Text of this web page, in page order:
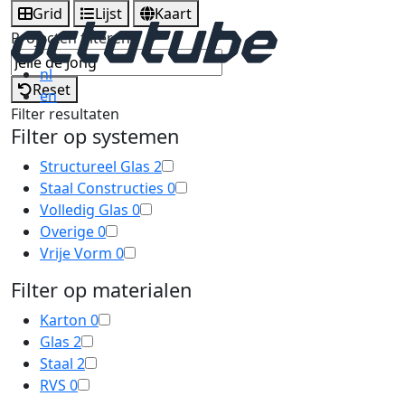
nl
en
Grid Lijst
Kaart
Projecten filteren
Reset
Filter resultaten
Filter op systemen
Structureel Glas 2
Staal Constructies 0
Volledig Glas 0
Overige0
Vrije Vorm 0
Filter op materialen
Karton 0
Glas 2
Staal 2
RVS 0